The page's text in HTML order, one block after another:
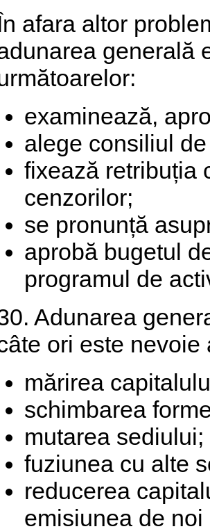
afara altor
generală
examinează,
alege consiliul
fixează retribuția
cenzorilor;
se pronunță
aprobă bugetul
programul de
Adunarea
ori este nevoie
mărirea
schimbarea
mutarea sediului;
fuziunea cu alte
reducerea
emisiunea de noi